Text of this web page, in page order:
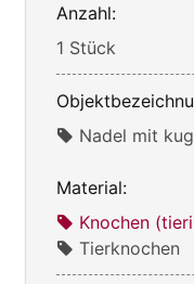
Anzahl:
1 Stück
Nadel mit
Material:
Knochen
Tierknochen